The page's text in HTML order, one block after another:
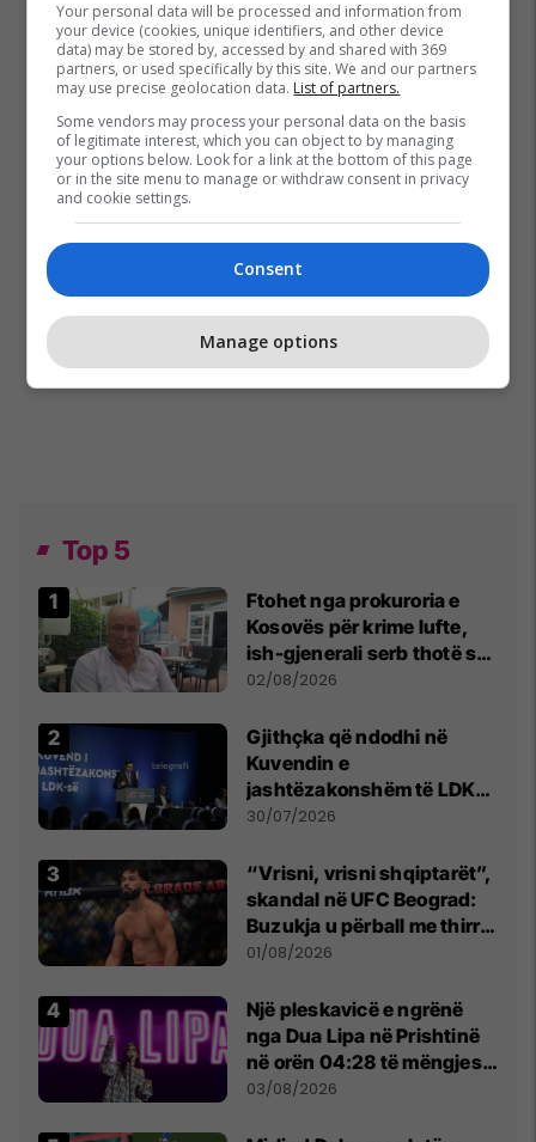
Top 5
Ftohet nga prokuroria e
Kosovës për krime lufte,
ish-gjenerali serb thotë se
dikush e tradhtoi në
02/08/2026
Gjithçka që ndodhi në
Kuvendin e
jashtëzakonshëm të LDK-
së
30/07/2026
“Vrisni, vrisni shqiptarët”,
skandal në UFC Beograd:
Buzukja u përball me thirrje
anti-shqiptare nga
01/08/2026
Një pleskavicë e ngrënë
nga Dua Lipa në Prishtinë
në orën 04:28 të mëngjesit
- dhe bota digjitale serbe
03/08/2026
Your personal data will be processed and information from
your device (cookies, unique identifiers, and other device
data) may be stored by, accessed by and shared with 369
partners, or used specifically by this site. We and our partners
may use precise geolocation data. List of partners.
Some vendors may process your personal data on the basis
of legitimate interest, which you can object to by managing
your options below. Look for a link at the bottom of this page
or in the site menu to manage or withdraw consent in privacy
and cookie settings.
Consent
Manage options